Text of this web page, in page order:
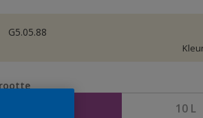
G5.05.88
10 L